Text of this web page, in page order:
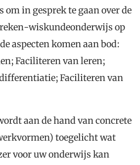
om in gesprek te gaan over de
wiskundeonderwijs op
aspecten komen aan bod:
Faciliteren van leren;
Faciliteren van
aan de hand van concrete
toegelicht wat
voor uw onderwijs kan